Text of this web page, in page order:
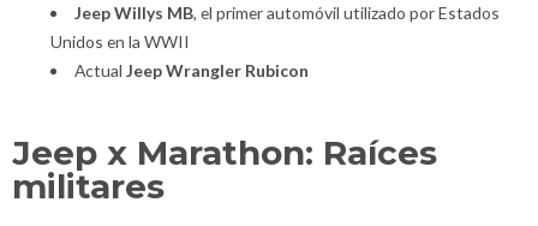
Jeep Willys MB, el primer automóvil utilizado por Estados
Unidos en la WWII
Actual Jeep Wrangler Rubicon
Jeep x Marathon: Raíces
militares